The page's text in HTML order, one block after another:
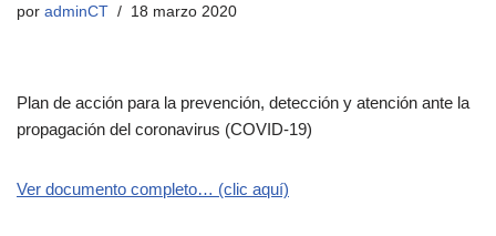
por adminCT 18 marzo 2020
Plan de acción para la prevención, detección y atención ante la
propagación del coronavirus (COVID-19)
Ver documento completo… (clic aquí)